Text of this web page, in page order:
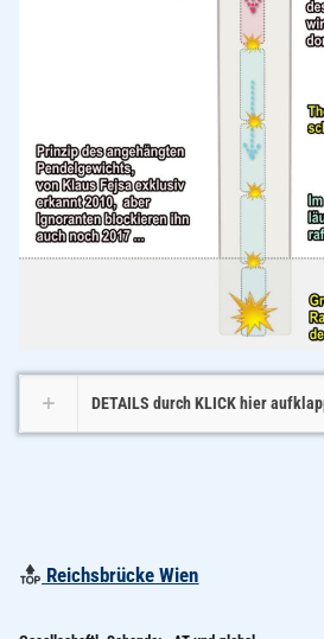
DETAILS durch KLICK hier
Reichsbrücke Wien